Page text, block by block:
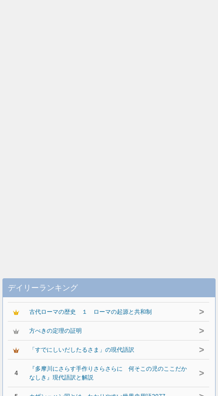
デイリーランキング
古代ローマの歴史 １ ローマの起源と共和制 >
方べきの定理の証明 >
「すでにしいだしたるさま」の現代語訳 >
4
『多摩川にさらす手作りさらさらに 何そこの児のここだか
なしき』現代語訳と解説
>